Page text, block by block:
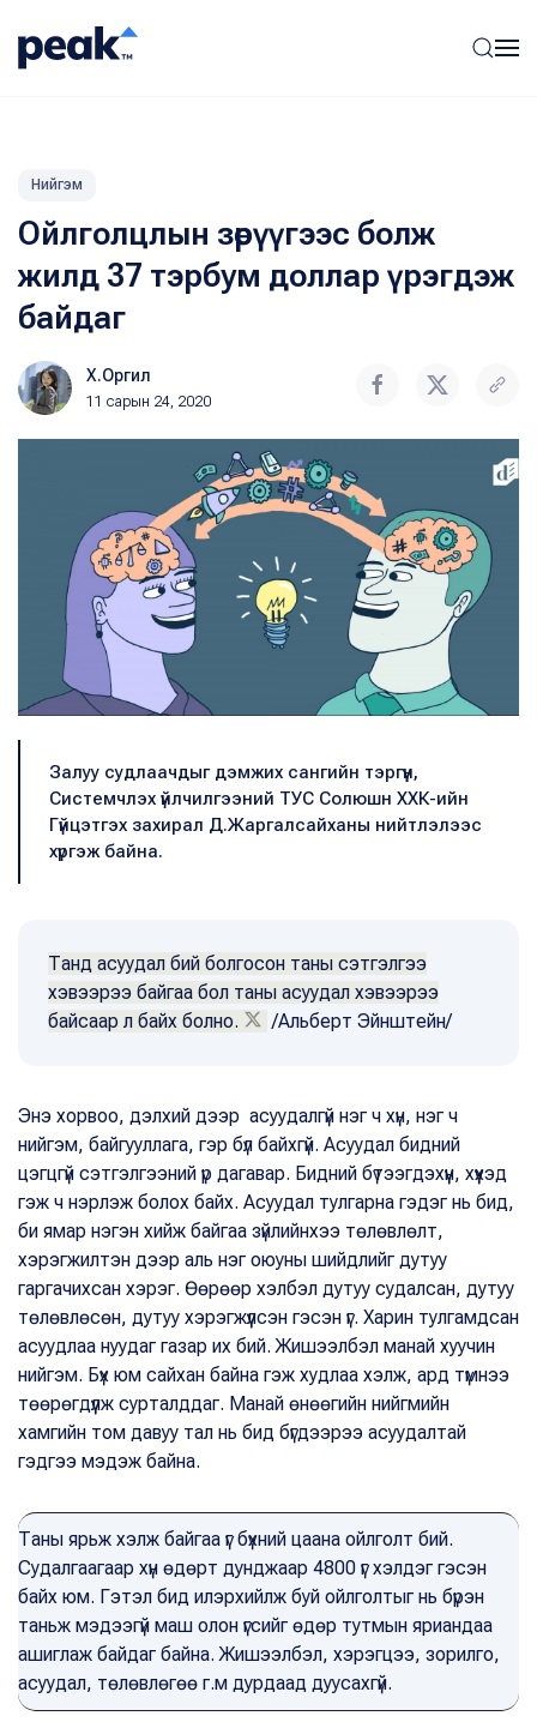
Нийгэм
Ойлголцлын зөрүүгээс болж
жилд 37 тэрбум доллар үрэгдэж
байдаг
Х.Оргил
11 сарын 24, 2020
Залуу судлаачдыг дэмжих сангийн тэргүүн,
Системчлэх үйлчилгээний ТУС Солюшн ХХК-ийн
Гүйцэтгэх захирал Д.Жаргалсайханы нийтлэлээс
хүргэж байна.
Танд асуудал бий болгосон таны сэтгэлгээ
хэвээрээ байгаа бол таны асуудал хэвээрээ
байсаар л байх болно.
/Альберт Эйнштейн/
Энэ хорвоо, дэлхий дээр асуудалгүй нэг ч хүн, нэг ч
нийгэм, байгууллага, гэр бүл байхгүй. Асуудал бидний
цэгцгүй сэтгэлгээний үр дагавар. Бидний бүтээгдэхүүн, хүүхэд
гэж ч нэрлэж болох байх. Асуудал тулгарна гэдэг нь бид,
би ямар нэгэн хийж байгаа зүйлийнхээ төлөвлөлт,
хэрэгжилтэн дээр аль нэг оюуны шийдлийг дутуу
гаргачихсан хэрэг. Өөрөөр хэлбэл дутуу судалсан, дутуу
төлөвлөсөн, дутуу хэрэгжүүлсэн гэсэн үг. Харин тулгамдсан
асуудлаа нуудаг газар их бий. Жишээлбэл манай хуучин
нийгэм. Бүх юм сайхан байна гэж худлаа хэлж, ард түмнээ
төөрөгдүүлж сурталддаг. Манай өнөөгийн нийгмийн
хамгийн том давуу тал нь бид бүгдээрээ асуудалтай
гэдгээ мэдэж байна.
Таны ярьж хэлж байгаа үг бүхний цаана ойлголт бий.
Судалгаагаар хүн өдөрт дунджаар 4800 үг хэлдэг гэсэн
байх юм. Гэтэл бид илэрхийлж буй ойлголтыг нь бүрэн
таньж мэдээгүй маш олон үгсийг өдөр тутмын яриандаа
ашиглаж байдаг байна. Жишээлбэл, хэрэгцээ, зорилго,
асуудал, төлөвлөгөө г.м дурдаад дуусахгүй.